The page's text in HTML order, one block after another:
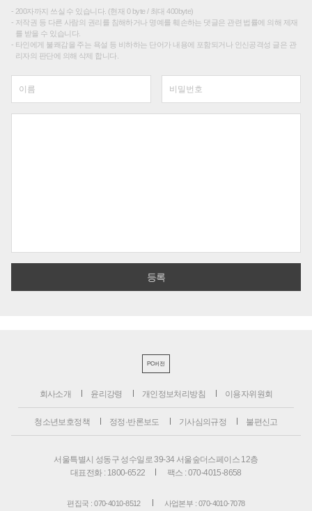
200자까지 쓰실 수 있습니다. (현재 0 byte / 최대 400byte)
저작권 등 다른 사람의 권리를 침해하거나 명예를 훼손하는 댓글은 관련 법률에 의해 제재
를 받을 수 있습니다.
타인에게 불쾌감을 주는 욕설 등 비하하는 단어가 내용에 포함되거나 인신공격성 글은 관
리자의 판단에 의해 삭제 합니다.
PC버전
회사소개 윤리강령 개인정보처리방침 이용자위원회
청소년보호정책 정정·반론보도 기사심의규정 불편신고
서울특별시 성동구 성수일로 39-34 서울숲더스페이스 12층
대표전화 : 1800-6522
팩스 : 070-4015-8658
편집국 : 070-4010-8512 사업본부 : 070-4010-7078